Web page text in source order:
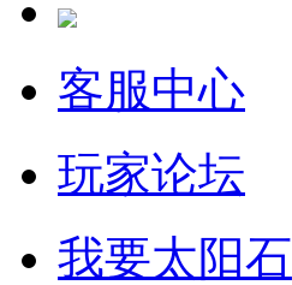
客服中心
玩家论坛
我要太阳石